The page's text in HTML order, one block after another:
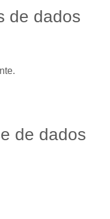
de dados
de dados